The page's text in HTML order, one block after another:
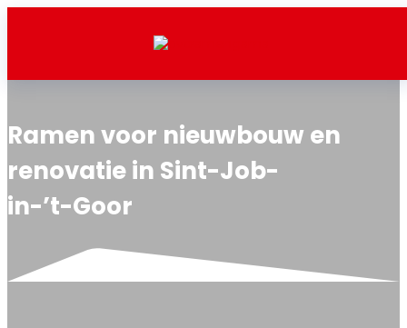
Ramen voor nieuwbouw en
renovatie in Sint-Job-
in-’t-Goor